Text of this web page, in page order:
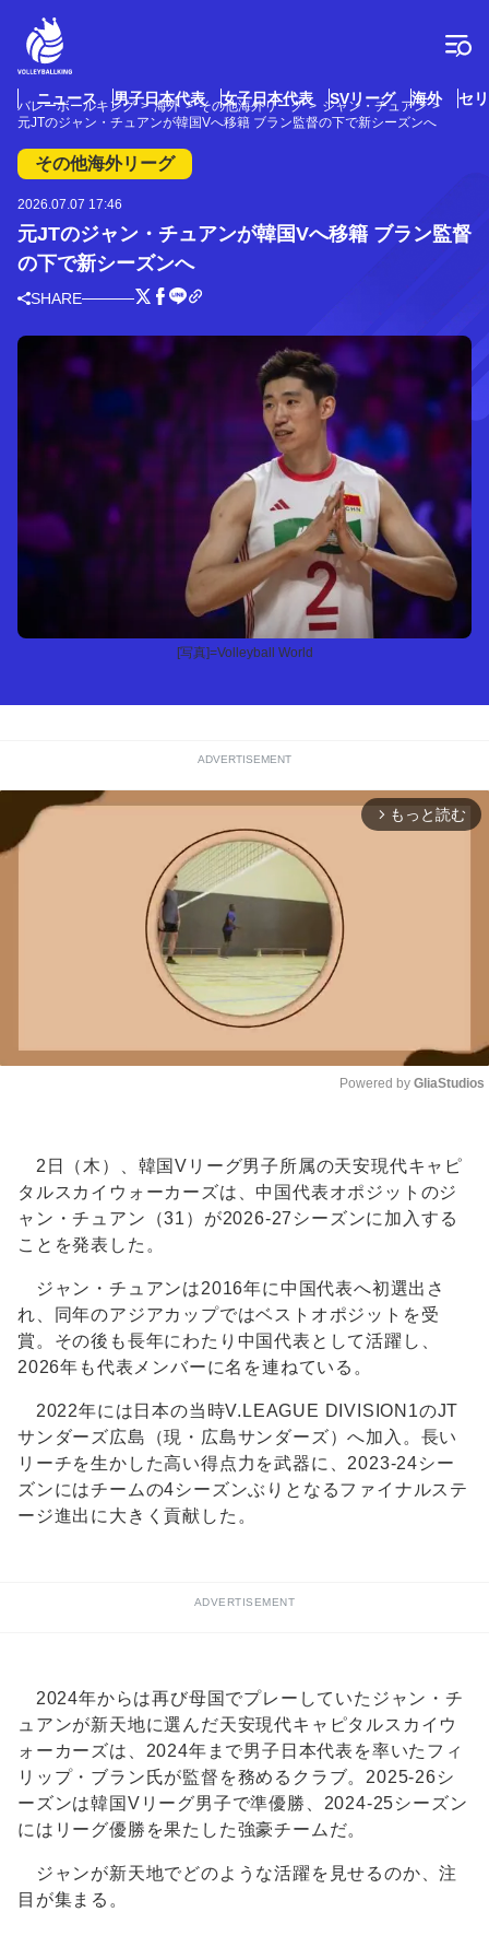
ニュース 男子日本代表 女子日本代表 SVリーグ 海外 セ
バレーボールキング 海外 その他海外リーグ
ジャン・チュアン
元JTのジャン・チュアンが韓国Vへ移籍 ブラン監督の下で新シーズンへ
その他海外リーグ
2026.07.07 17:46
元JTのジャン・チュアンが韓国Vへ移籍 ブラン監督
の下で新シーズンへ
SHARE
[写真]=Volleyball World
ADVERTISEMENT
arrow_forward_ios もっと読む
Powered by GliaStudios
2日（木）、韓国Vリーグ男子所属の天安現代キャピ
タルスカイウォーカーズは、中国代表オポジットのジ
ャン・チュアン（31）が2026-27シーズンに加入する
ことを発表した。
ジャン・チュアンは2016年に中国代表へ初選出さ
れ、同年のアジアカップではベストオポジットを受
賞。その後も長年にわたり中国代表として活躍し、
2026年も代表メンバーに名を連ねている。
2022年には日本の当時V.LEAGUE DIVISION1のJT
サンダーズ広島（現・広島サンダーズ）へ加入。長い
リーチを生かした高い得点力を武器に、2023-24シー
ズンにはチームの4シーズンぶりとなるファイナルステ
ージ進出に大きく貢献した。
ADVERTISEMENT
2024年からは再び母国でプレーしていたジャン・チ
ュアンが新天地に選んだ天安現代キャピタルスカイウ
ォーカーズは、2024年まで男子日本代表を率いたフィ
リップ・ブラン氏が監督を務めるクラブ。2025-26シ
ーズンは韓国Vリーグ男子で準優勝、2024-25シーズン
にはリーグ優勝を果たした強豪チームだ。
ジャンが新天地でどのような活躍を見せるのか、注
目が集まる。